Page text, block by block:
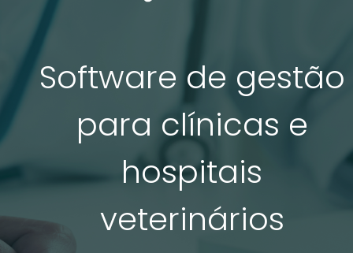
Software de gestão
para clínicas e
hospitais
veterinários